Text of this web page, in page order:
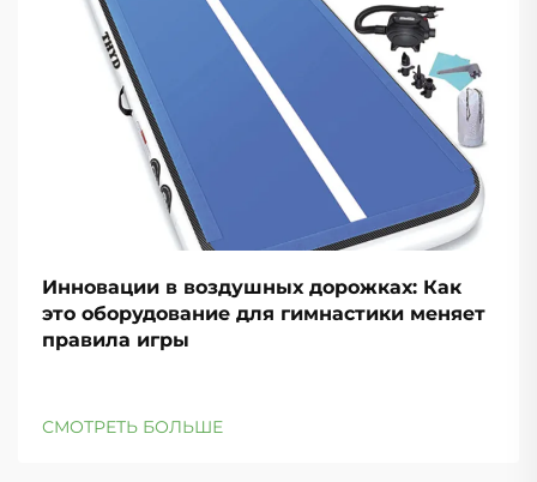
Инновации в воздушных дорожках: Как
это оборудование для гимнастики меняет
правила игры
СМОТРЕТЬ БОЛЬШЕ